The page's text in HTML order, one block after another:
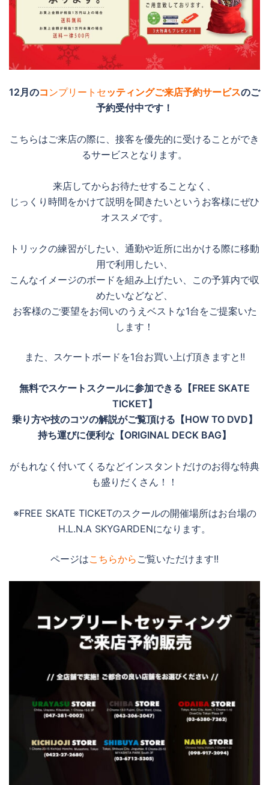
12月のコ ンプリートセッティングご来店予約サービスのご
予約受付中です！
こちらはご来店の際に、接客を優先的に受けることができ
るサービスとなります。
来店してからお待たせすることなく、
じっくり時間をかけて説明を聞きたいというお客様にぜひ
オススメです。
トリックの練習がしたい、通勤や近所に出かける際に移動
用で利用したい、
こんなイメージのボードを組み上げたい、この予算内で収
めたいなどなど、
お客様のご要望をお伺いのうえベストな1台をご提案いた
します！
また、スケートボードを1台お買い上げ頂きますと!!
無料でスケートスクールに参加できる【FREE SKATE
TICKET】
乗り方や技のコツの解説がご覧頂ける【HOW TO DVD】
持ち運びに便利な【ORIGINAL DECK BAG】
がもれなく付いてくるなどインスタントだけのお得な特典
も盛りだくさん！！
※FREE SKATE TICKETのスクールの開催場所はお台場の
H.L.N.A SKYGARDENになります。
ページはこちらから ご覧いただけます!!